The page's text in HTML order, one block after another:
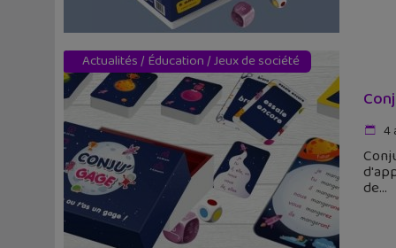
Actualités/ Éducation/Jeux de société
4
de